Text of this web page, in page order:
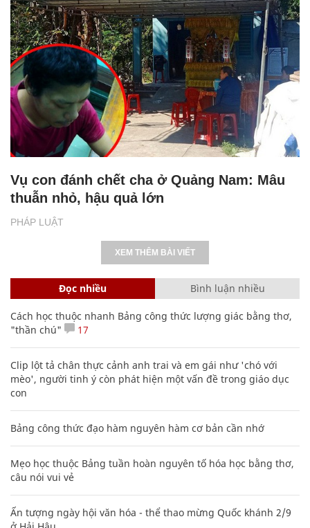
PHÁP LUẬT
Vụ con đánh chết cha ở Quảng Nam: Mâu
thuẫn nhỏ, hậu quả lớn
XEM THÊM BÀI VIẾT
Đọc nhiều Bình luận nhiều
Cách học thuộc nhanh Bảng công thức lượng giác bằng thơ,
"thần chú"
17
Clip lột tả chân thực cảnh anh trai và em gái như 'chó với
mèo', người tinh ý còn phát hiện một vấn đề trong giáo dục
con
Bảng công thức đạo hàm nguyên hàm cơ bản cần nhớ
Mẹo học thuộc Bảng tuần hoàn nguyên tố hóa học bằng thơ,
câu nói vui vẻ
Ấn tượng ngày hội văn hóa - thể thao mừng Quốc khánh 2/9